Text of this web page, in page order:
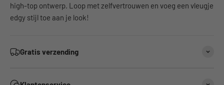
high-top ontwerp. Loop met zelfvertrouwen en voeg een vleugje
edgy stijl toe aan je look!
Gratis verzending